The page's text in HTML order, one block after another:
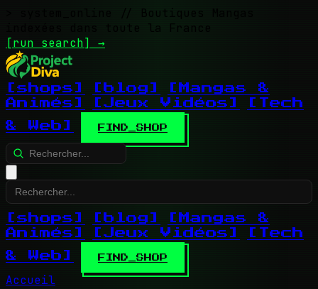
// Boutiques Mangas
indexées dans toute la France
[run search] →
[shops] [blog]
[Mangas &
Animés]
[Jeux Vidéos]
[Tech
& Web]
FIND_SHOP
[shops] [blog]
[Mangas &
Animés]
[Jeux Vidéos]
[Tech
& Web]
FIND_SHOP
Accueil